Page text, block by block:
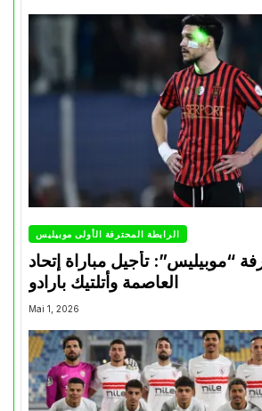
الرابطة المحترفة الأولى موبيليس
“موبيليس”: تأجيل مباراة إتحاد
العاصمة وأتلتيك بارادو
Mai 1, 2026